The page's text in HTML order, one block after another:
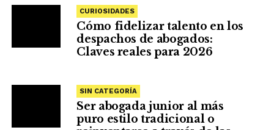
CURIOSIDADES
Cómo fidelizar talento en los
despachos de abogados:
Claves reales para 2026
SIN CATEGORÍA
Ser abogada junior al más
puro estilo tradicional o